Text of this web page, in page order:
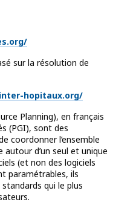
sur la résolution de
hopitaux.org/
Planning), en français
(PGI), sont des
coordonner l’ensemble
autour d’un seul et unique
(et non des logiciels
paramétrables, ils
qui le plus